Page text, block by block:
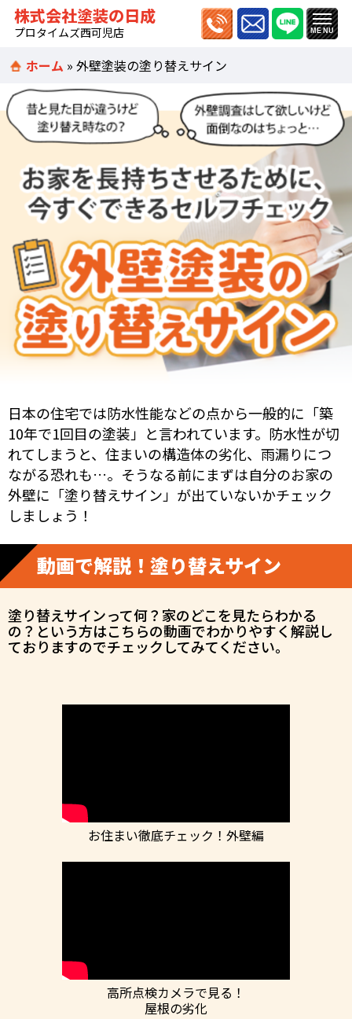
株式会社塗装の日成
プロタイムズ西可児店
ホーム »外壁塗装の塗り替えサイン
日本の住宅では防水性能などの点から一般的に「築
10年で1回目の塗装」と言われています。防水性が切
れてしまうと、住まいの構造体の劣化、雨漏りにつ
ながる恐れも…。そうなる前にまずは自分のお家の
外壁に「塗り替えサイン」が出ていないかチェック
しましょう！
動画で解説！塗り替えサイン
塗り替えサインって何？家のどこを見たらわかる
の？ という方はこちらの動画でわかりやすく解説し
ておりますのでチェックしてみてください。
お住まい徹底チェック！ 外壁編
高所点検カメラで見る！
屋根の劣化